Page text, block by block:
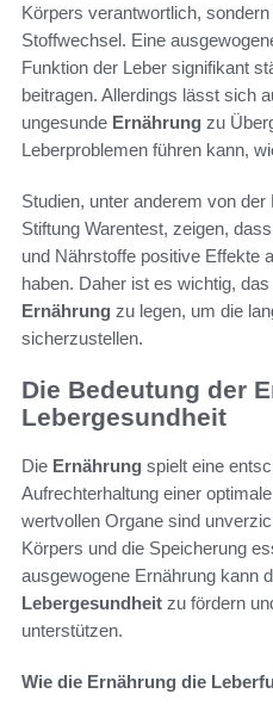
Körpers verantwortlich,
Stoffwechsel. Eine
Funktion der Leber signifikant
beitragen. Allerdings lässt sich
ungesunde Ernährung zu
Leberproblemen führen kann,
Studien, unter anderem von
Stiftung Warentest, zeigen,
und Nährstoffe positive Effekte
haben. Daher ist es wichtig,
Ernährung zu legen, um die
sicherzustellen.
Die Bedeutung der
Lebergesundheit
Die Ernährung spielt eine
Aufrechterhaltung einer
wertvollen Organe sind
Körpers und die Speicherung
ausgewogene Ernährung kann
Lebergesundheit zu fördern
unterstützen.
Wie die Ernährung die